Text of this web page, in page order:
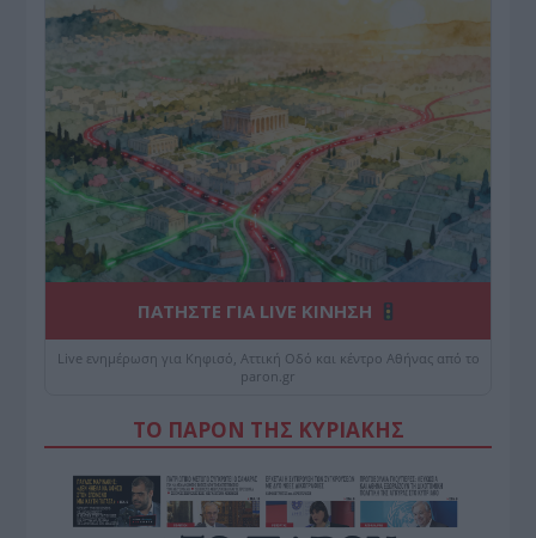
ΠΑΤΗΣΤΕ ΓΙΑ LIVE ΚΙΝΗΣΗ
Live ενημέρωση για Κηφισό, Αττική Οδό και κέντρο Αθήνας από το
paron.gr
ΤΟ ΠΑΡΟΝ ΤΗΣ ΚΥΡΙΑΚΗΣ